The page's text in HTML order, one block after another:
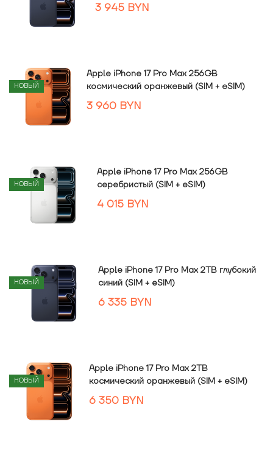
3 945 BYN
НОВЫЙ
Apple iPhone 17 Pro Max 256GB
космический оранжевый (SIM + eSIM)
3 960 BYN
НОВЫЙ
Apple iPhone 17 Pro Max 256GB
серебристый (SIM + eSIM)
4 015 BYN
НОВЫЙ
Apple iPhone 17 Pro Max 2TB глубокий
синий (SIM + eSIM)
6 335 BYN
НОВЫЙ
Apple iPhone 17 Pro Max 2TB
космический оранжевый (SIM + eSIM)
6 350 BYN